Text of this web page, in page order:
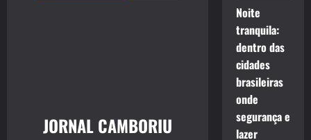
JORNAL CAMBORIU
Noite
tranquila:
dentro das
cidades
brasileiras
onde
segurança e
lazer